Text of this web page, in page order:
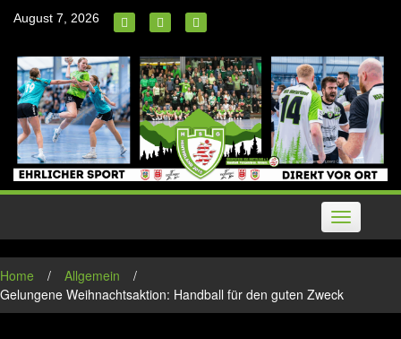
August 7, 2026
Toggle
navigation
Home / Allgemein
/
Gelungene Weihnachtsaktion: Handball für den guten Zweck